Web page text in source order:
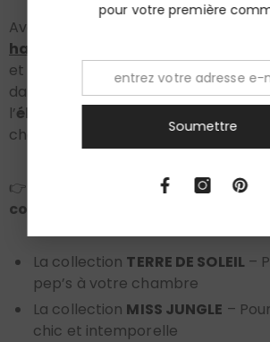
Avec ses collections de
haut de gamme
pensées dans un
et de durabilité,Maison Munjavous
dans cette quête de beauté
l’élégancecommence souvent dans
chambre bien pensée.
👉 Découvrez également nos
coussins et sofa cover / édredons
La collection TERRE DE SOLEIL –
pep’s à votre chambre
La collection MISS JUNGLE –
chic et intemporelle
pour votre première
Soumettre